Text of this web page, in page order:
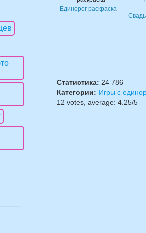
Единорог раскраска
Статистика: 24 786
Категории: Игры с
12 votes, average: 4.25/5